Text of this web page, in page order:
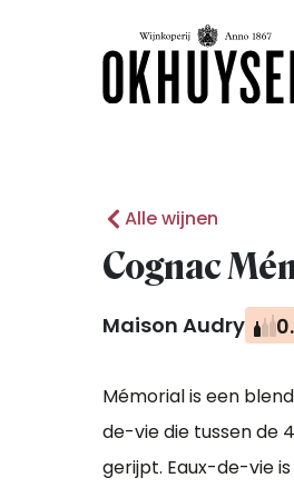
Alle wijnen
Cognac
Maison Audry
Mémorial is een
de-vie die tussen de
gerijpt. Eaux-de-vie